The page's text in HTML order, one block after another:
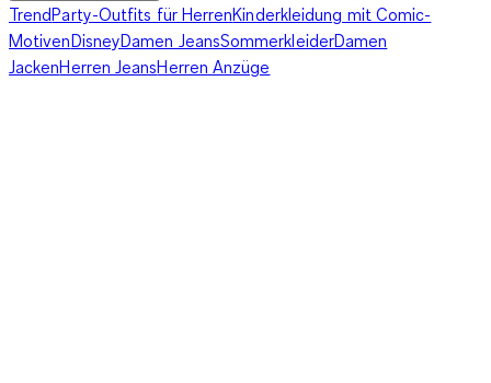
TrendParty-Outfits für HerrenKinderkleidung mit Comic-
MotivenDisneyDamen JeansSommerkleiderDamen
JackenHerren JeansHerren Anzüge